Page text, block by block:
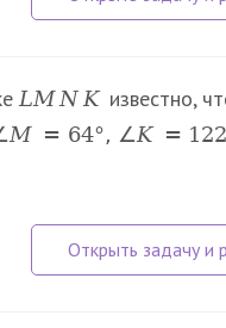
LM N K известно,
M = 64°, ∠K = 122